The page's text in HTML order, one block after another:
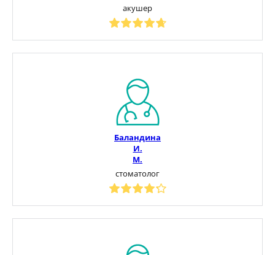
акушер
Баландина
И.
М.
стоматолог